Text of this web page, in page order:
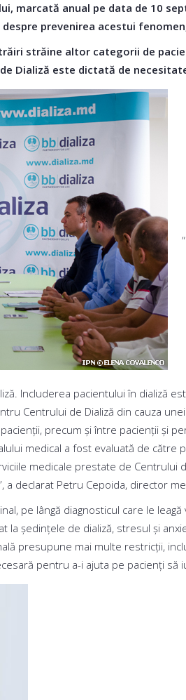
marcată anual pe data de 10
prevenirea acestui
străine altor categorii de
Dializă este dictată de
Includerea pacientului în dializă
Centrului de Dializă din cauza
precum şi între pacienţii şi
medical a fost evaluată de
medicale prestate de
declarat Petru Cepoida, director
pe lângă diagnosticul care le
la ședințele de dializă, stresul și
presupune mai multe restricții,
pentru a-i ajuta pe pacienți să